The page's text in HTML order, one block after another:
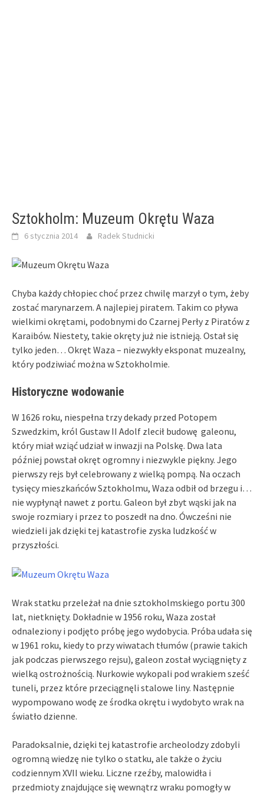
Sztokholm: Muzeum Okrętu Waza
6 stycznia 2014 Radek Studnicki
Chyba każdy chłopiec choć przez chwilę marzył o tym, żeby
zostać marynarzem. A najlepiej piratem. Takim co pływa
wielkimi okrętami, podobnymi do Czarnej Perły z Piratów z
Karaibów. Niestety, takie okręty już nie istnieją. Ostał się
tylko jeden… Okręt Waza – niezwykły eksponat muzealny,
który podziwiać można w Sztokholmie.
Historyczne wodowanie
W 1626 roku, niespełna trzy dekady przed Potopem
Szwedzkim, król Gustaw II Adolf zlecił budowę galeonu,
który miał wziąć udział w inwazji na Polskę. Dwa lata
później powstał okręt ogromny i niezwykle piękny. Jego
pierwszy rejs był celebrowany z wielką pompą. Na oczach
tysięcy mieszkańców Sztokholmu, Waza odbił od brzegu i…
nie wypłynął nawet z portu. Galeon był zbyt wąski jak na
swoje rozmiary i przez to poszedł na dno. Ówcześni nie
wiedzieli jak dzięki tej katastrofie zyska ludzkość w
przyszłości.
Wrak statku przeleżał na dnie sztokholmskiego portu 300
lat, nietknięty. Dokładnie w 1956 roku, Waza został
odnaleziony i podjęto próbę jego wydobycia. Próba udała się
w 1961 roku, kiedy to przy wiwatach tłumów (prawie takich
jak podczas pierwszego rejsu), galeon został wyciągnięty z
wielką ostrożnością. Nurkowie wykopali pod wrakiem sześć
tuneli, przez które przeciągnęli stalowe liny. Następnie
wypompowano wodę ze środka okrętu i wydobyto wrak na
światło dzienne.
Paradoksalnie, dzięki tej katastrofie archeolodzy zdobyli
ogromną wiedzę nie tylko o statku, ale także o życiu
codziennym XVII wieku. Liczne rzeźby, malowidła i
przedmioty znajdujące się wewnątrz wraku pomogły w